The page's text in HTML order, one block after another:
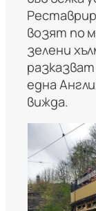
возят по
зелени
една
вижда.